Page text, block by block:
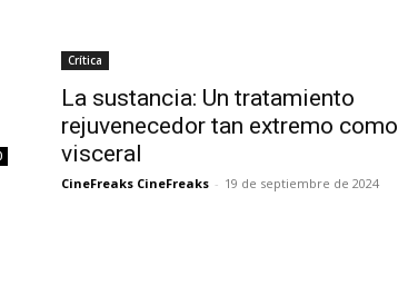
Crítica
La sustancia: Un tratamiento
rejuvenecedor tan extremo como
visceral
CineFreaks CineFreaks - 19 de septiembre de 2024